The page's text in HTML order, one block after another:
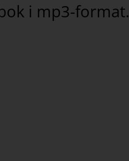
i mp3-format.